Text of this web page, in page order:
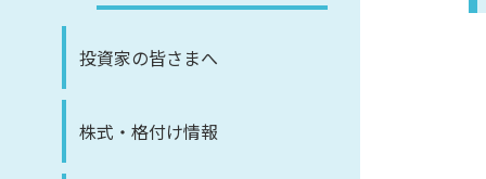
投資家の皆さまへ
株式・格付け情報